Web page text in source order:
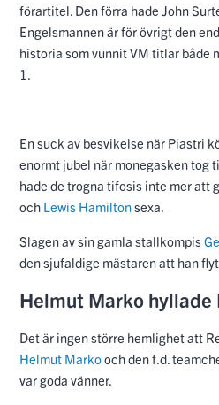
förartitel. Den förra hade John
Engelsmannen är för övrigt den
historia som vunnit VM titlar både
1.
En suck av besvikelse när Piastri
enormt jubel när monegasken tog
hade de trogna tifosis inte mer att
och Lewis Hamiltonsexa.
Slagen av sin gamla stallkompis
den sjufaldige mästaren att han
Helmut Marko hyllade
Det är ingen större hemlighet att
Helmut Markooch den f.d.
var goda vänner.